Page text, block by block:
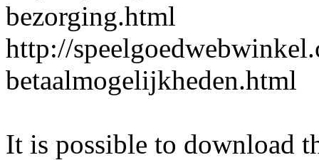
bezorging.html
http://
betaalmogelijkheden.html
It is possible to download